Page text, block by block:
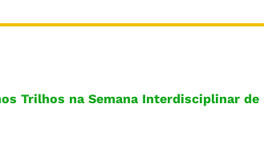
Trilhos na Semana Interdisciplinar